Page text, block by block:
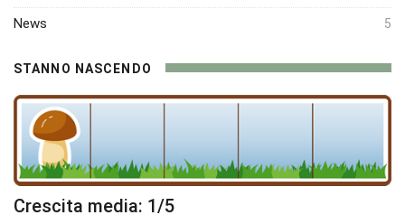
News 5
STANNO NASCENDO
Crescita media: 1/5